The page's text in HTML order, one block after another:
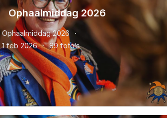
Ophaalmiddag 2026
Ophaalmiddag 2026
1 feb 2026
89 foto’s